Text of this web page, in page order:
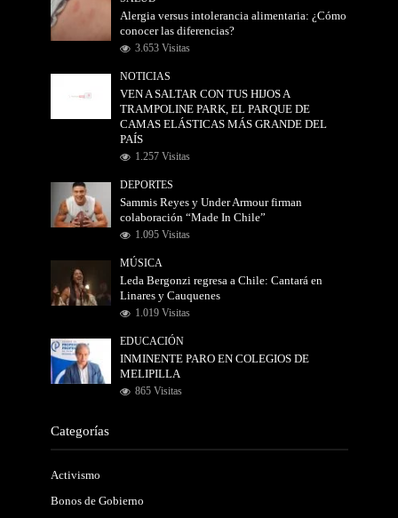
Alergia versus intolerancia alimentaria: ¿Cómo
conocer las diferencias?
3.653 Visitas
NOTICIAS
VEN A SALTAR CON TUS HIJOS A
TRAMPOLINE PARK, EL PARQUE DE
CAMAS ELÁSTICAS MÁS GRANDE DEL
PAÍS
1.257 Visitas
DEPORTES
Sammis Reyes y Under Armour firman
colaboración “Made In Chile”
1.095 Visitas
MÚSICA
Leda Bergonzi regresa a Chile: Cantará en
Linares y Cauquenes
1.019 Visitas
EDUCACIÓN
INMINENTE PARO EN COLEGIOS DE
MELIPILLA
865 Visitas
Categorías
Activismo
Bonos de Gobierno